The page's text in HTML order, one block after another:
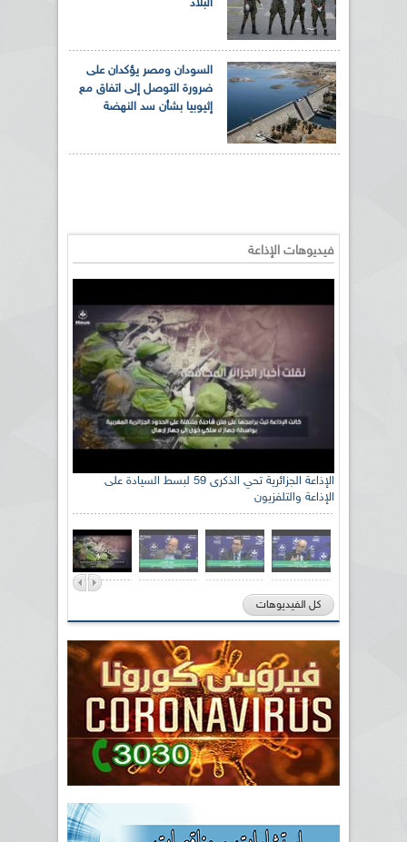
البلاد
السودان ومصر يؤكدان على
ضرورة التوصل إلى اتفاق مع
إثيوبيا بشأن سد النهضة
فيديوهات الإذاعة
الإذاعة الجزائرية تحي الذكرى 59 لبسط السيادة على
الإذاعة والتلفزيون
كل الفيديوهات